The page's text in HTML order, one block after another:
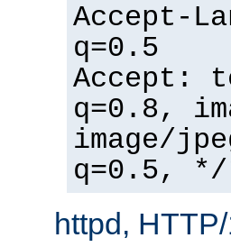
Accept-
q=0.5
Accept:
q=0.8,
image/
q=0.5,
httpd,